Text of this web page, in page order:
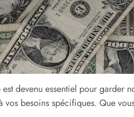
est devenu essentiel pour garder
besoins spécifiques. Que